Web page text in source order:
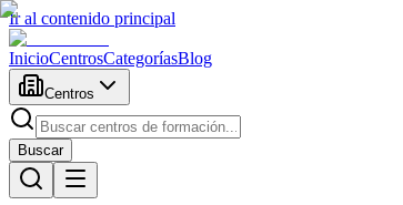
Ir al contenido principal
InicioCentrosCategoríasBlog
Centros
Buscar